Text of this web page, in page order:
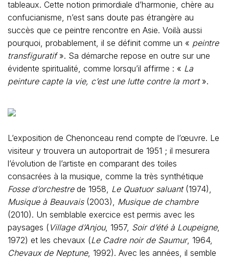
tableaux. Cette notion primordiale d’harmonie, chère au
confucianisme, n’est sans doute pas étrangère au
succès que ce peintre rencontre en Asie. Voilà aussi
pourquoi, probablement, il se définit comme un « peintre
transfiguratif». Sa démarche repose en outre sur une
évidente spiritualité, comme lorsqu’il affirme : « La
peinture capte la vie, c’est une lutte contre la mort».
L’exposition de Chenonceau rend compte de l’œuvre. Le
visiteur y trouvera un autoportrait de 1951 ; il mesurera
l’évolution de l’artiste en comparant des toiles
consacrées à la musique, comme la très synthétique
Fosse d’orchestrede 1958, Le Quatuor saluant(1974),
Musique à Beauvais(2003), Musique de chambre
(2010). Un semblable exercice est permis avec les
paysages ( Village d’Anjou, 1957, Soir d’été à Loupeigne,
1972) et les chevaux (Le Cadre noir de Saumur, 1964,
Chevaux de Neptune, 1992). Avec les années, il semble